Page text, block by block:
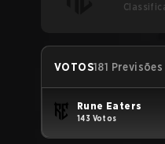
VOTOS181 Previsões
Rune Eaters
143 Votos